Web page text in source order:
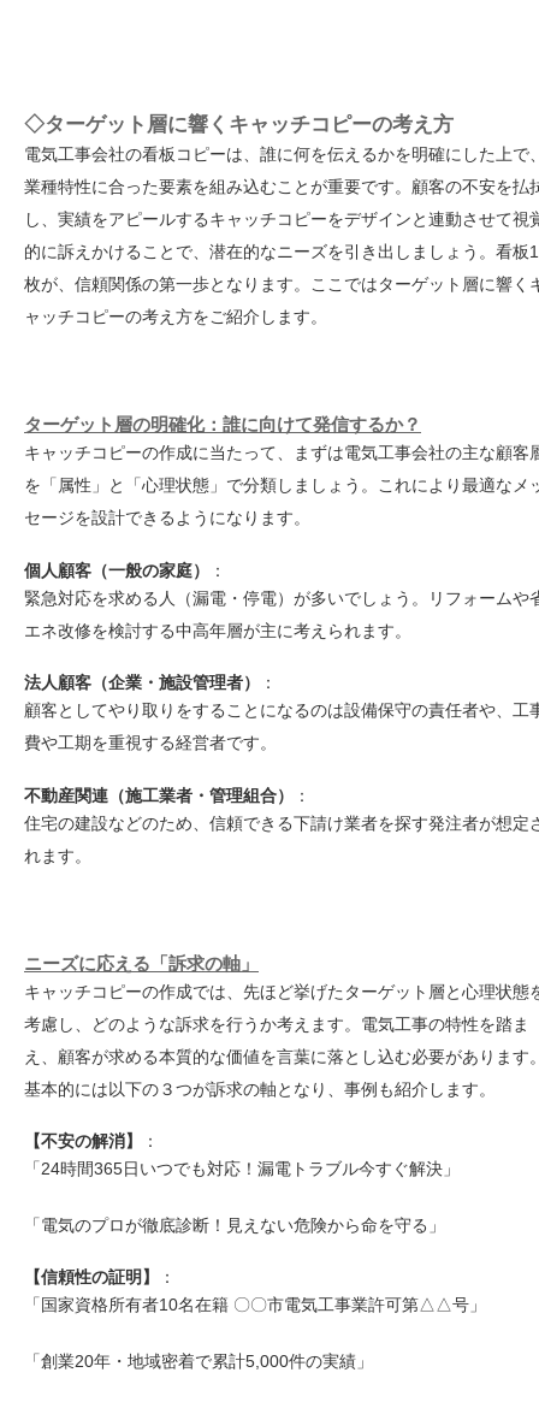
◇ターゲット層に響くキャッチコピーの考え方
電気工事会社の看板コピーは、誰に何を伝えるかを明確にした上で
業種特性に合った要素を組み込むことが重要です。顧客の不安を払
し、実績をアピールするキャッチコピーをデザインと連動させて視
的に訴えかけることで、潜在的なニーズを引き出しましょう。看板1
枚が、信頼関係の第一歩となります。ここではターゲット層に響く
ャッチコピーの考え方をご紹介します。
ターゲット層の明確化：誰に向けて発信するか？
キャッチコピーの作成に当たって、まずは電気工事会社の主な顧客
を「属性」と「心理状態」で分類しましょう。これにより最適なメ
セージを設計できるようになります。
個人顧客（一般の家庭）
：
緊急対応を求める人（漏電・停電）が多いでしょう。リフォームや
エネ改修を検討する中高年層が主に考えられます。
法人顧客（企業・施設管理者）
：
顧客としてやり取りをすることになるのは設備保守の責任者や、工
費や工期を重視する経営者です。
不動産関連（施工業者・管理組合）
：
住宅の建設などのため、信頼できる下請け業者を探す発注者が想定
れます。
ニーズに応える「訴求の軸」
キャッチコピーの作成では、先ほど挙げたターゲット層と心理状態
考慮し、どのような訴求を行うか考えます。電気工事の特性を踏ま
え、顧客が求める本質的な価値を言葉に落とし込む必要があります
基本的には以下の３つが訴求の軸となり、事例も紹介します。
【不安の解消】
：
「24時間365日いつでも対応！漏電トラブル今すぐ解決」
「電気のプロが徹底診断！見えない危険から命を守る」
【信頼性の証明】
：
「国家資格所有者10名在籍 〇〇市電気工事業許可第△△号」
「創業20年・地域密着で累計5,000件の実績」